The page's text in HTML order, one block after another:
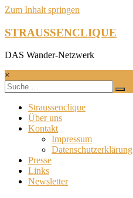
Zum Inhalt springen
STRAUSSENCLIQUE
DAS Wander-Netzwerk
×
Straussenclique
Über uns
Kontakt
Impressum
Datenschutzerklärung
Presse
Links
Newsletter